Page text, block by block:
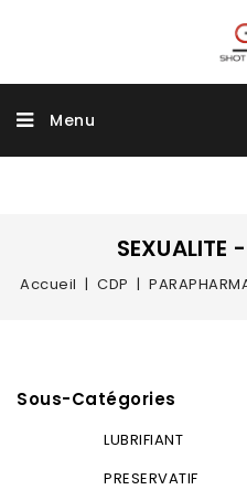
Menu
SEXUALITE
Accueil CDP
Sous-Catégories
LUBRIFIANT
PRESERVATIF